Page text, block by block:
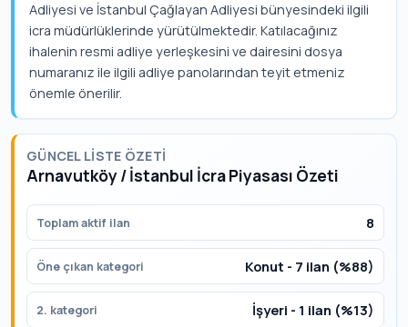
Adliyesi ve İstanbul Çağlayan Adliyesi bünyesindeki ilgili
icra müdürlüklerinde yürütülmektedir. Katılacağınız
ihalenin resmi adliye yerleşkesini ve dairesini dosya
numaranız ile ilgili adliye panolarından teyit etmeniz
önemle önerilir.
GÜNCEL LISTE ÖZETI
Arnavutköy / İstanbul İcra Piyasası Özeti
Toplam aktif ilan 8
Öne çıkan kategori Konut - 7 ilan (%88)
2. kategori İşyeri - 1 ilan (%13)